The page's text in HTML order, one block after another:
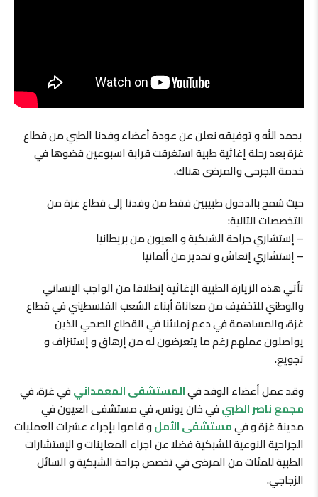
بحمد الله و توفيقه نعلن عن عودة أعضاء وفدنا الطبي من قطاع
غزة بعد رحلة إغاثية طبية استغرقت قرابة اسبوعين قضوها في
خدمة الجرحى والمرضى هناك.
حيث سُمح بالدخول طبيبين فقط من وفدنا إلى قطاع غزة من
التخصصات التالية:
– إستشاري جراحة الشبكية و العيون من بريطانيا
– ⁠إستشاري إنعاش و تخدير من ألمانيا
تأتي هذه الزيارة الطبية الإغاثية إنطلاقا من الواجب الإنساني
والوطني للتخفيف من معاناة أبناء الشعب الفلسطيني في قطاع
غزة، والمساهمة في دعم زملائنا في القطاع الصحي الذين
يواصلون عملهم رغم ما يتعرضون له من إرهاق و إستنزاف و
تجويع.
وقد عمل أعضاء الوفد فيالمستشفى المعمدانيفي غرة، في
مجمع ناصر الطبيفي خان يونس، في مستشفى العيون في
مدينة غزة و فيمستشفى الأملو قاموا بإجراء عشرات العمليات
الجراحية النوعية للشبكية فضلا عن اجراء المعاينات و الإستشارات
الطبية للمئات من المرضى في تخصص جراحة الشبكية و السائل
الزجاجي.